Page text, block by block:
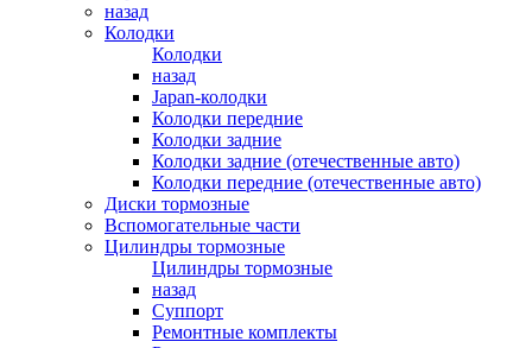
назад
Колодки
Колодки
назад
Japan-колодки
Колодки передние
Колодки задние
Колодки задние (отечественные авто)
Колодки передние (отечественные авто)
Диски тормозные
Вспомогательные части
Цилиндры тормозные
Цилиндры тормозные
назад
Суппорт
Ремонтные комплекты